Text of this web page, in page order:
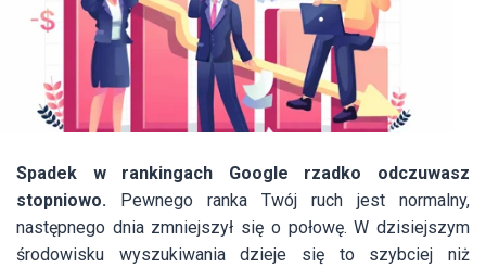
Spadek w rankingach Google rzadko odczuwasz
stopniowo. Pewnego ranka Twój ruch jest normalny,
następnego dnia zmniejszył się o połowę. W dzisiejszym
środowisku wyszukiwania dzieje się to szybciej niż